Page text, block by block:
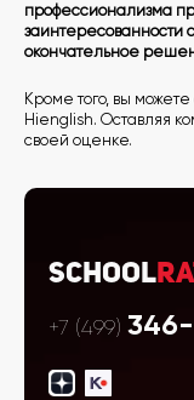
профессионализма
заинтересованности
окончательное
Кроме того, вы
Hienglish. Оставляя
своей оценке.
School
+7 (499)